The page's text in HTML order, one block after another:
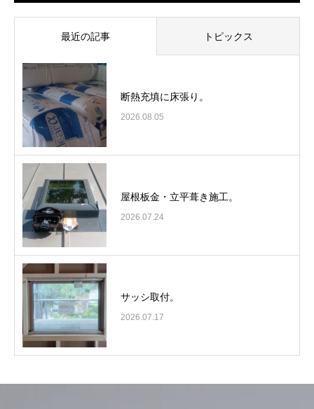
最近の記事 トピックス
断熱充填に床張り。
2026.08.05
屋根板金・立平葺き施工。
2026.07.24
サッシ取付。
2026.07.17